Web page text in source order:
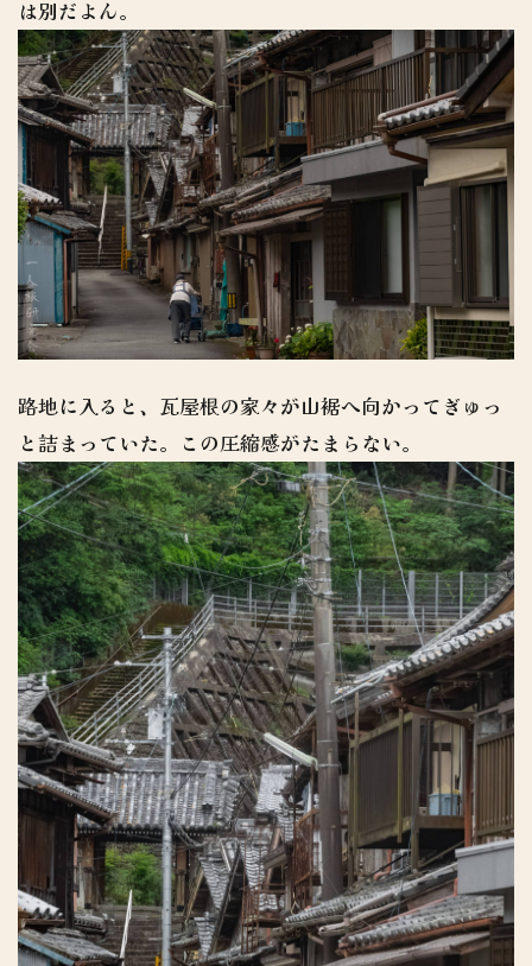
は別だよん。
路地に入ると、瓦屋根の家々が山裾へ向かってぎゅっ
と詰まっていた。この圧縮感がたまらない。